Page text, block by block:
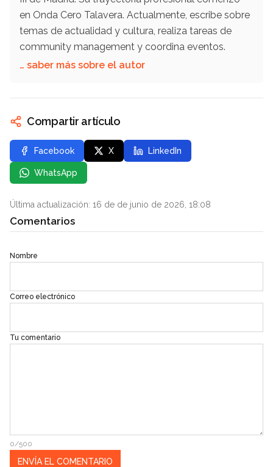
en Onda Cero Talavera. Actualmente, escribe sobre
temas de actualidad y cultura, realiza tareas de
community management y coordina eventos.
… saber más sobre el autor
Compartir artículo
Facebook X LinkedIn
WhatsApp
Última actualización: 16 de de junio de 2026, 18:08
Comentarios
Nombre
Correo electrónico
Tu comentario
0/500